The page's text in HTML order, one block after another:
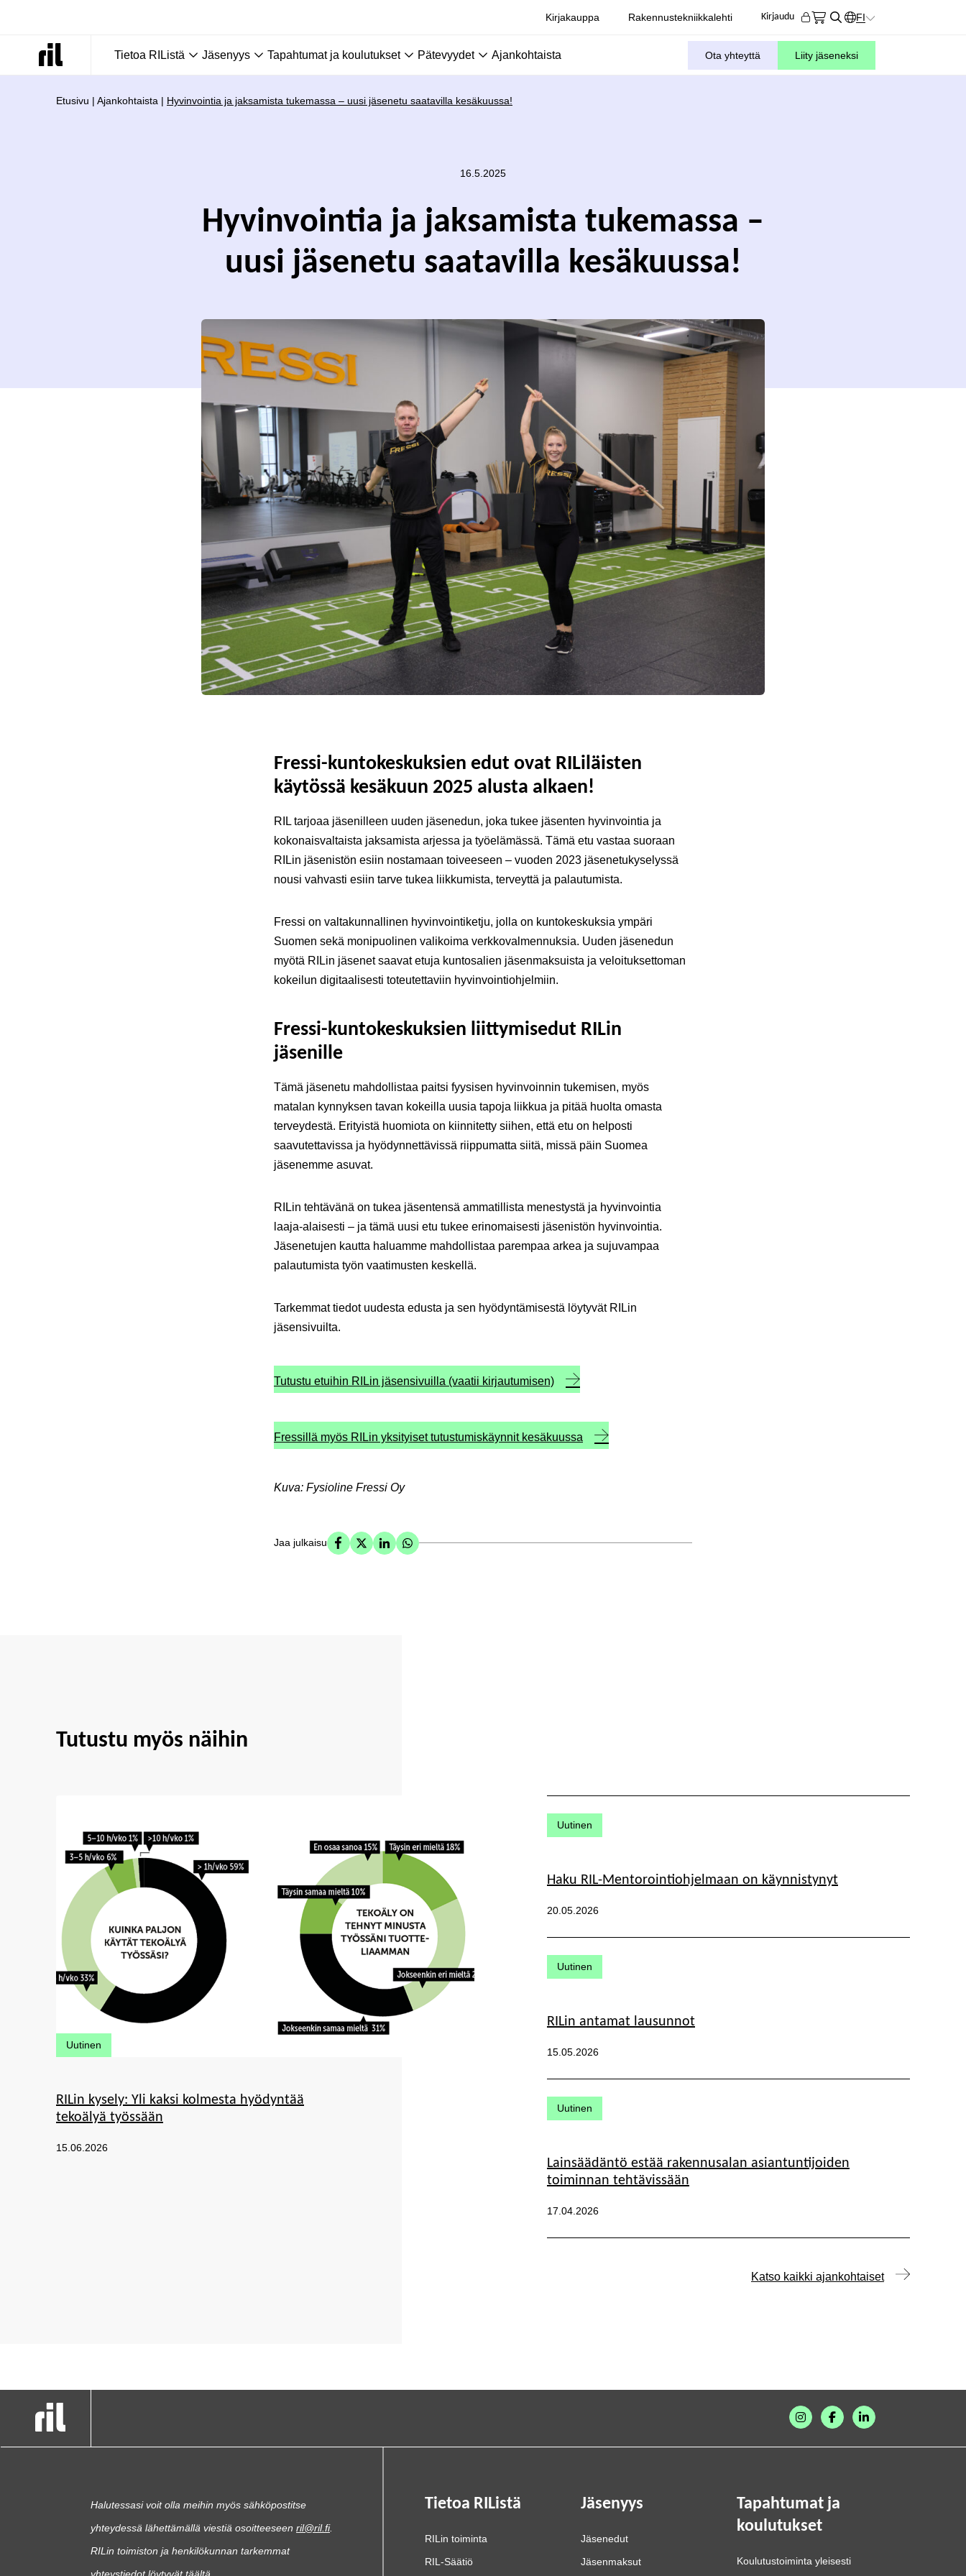
Kirjakauppa Rakennustekniikkalehti Kirjaudu FI
KIELIVALITSIN.
Tietoa RIListä Jäsenyys Tapahtumat ja koulutukset Pätevyydet Ajankohtaista Ota yhteyttä Liity jäseneksi
Etusivu | Ajankohtaista | Hyvinvointia ja jaksamista tukemassa – uusi jäsenetu saatavilla kesäkuussa!
16.5.2025
Hyvinvointia ja jaksamista tukemassa –
uusi jäsenetu saatavilla kesäkuussa!
Fressi-kuntokeskuksien edut ovat RILiläisten
käytössä kesäkuun 2025 alusta alkaen!
RIL tarjoaa jäsenilleen uuden jäsenedun, joka tukee jäsenten hyvinvointia ja
kokonaisvaltaista jaksamista arjessa ja työelämässä. Tämä etu vastaa suoraan
RILin jäsenistön esiin nostamaan toiveeseen – vuoden 2023 jäsenetukyselyssä
nousi vahvasti esiin tarve tukea liikkumista, terveyttä ja palautumista.
Fressi on valtakunnallinen hyvinvointiketju, jolla on kuntokeskuksia ympäri
Suomen sekä monipuolinen valikoima verkkovalmennuksia. Uuden jäsenedun
myötä RILin jäsenet saavat etuja kuntosalien jäsenmaksuista ja veloituksettoman
kokeilun digitaalisesti toteutettaviin hyvinvointiohjelmiin.
Fressi-kuntokeskuksien liittymisedut RILin
jäsenille
Tämä jäsenetu mahdollistaa paitsi fyysisen hyvinvoinnin tukemisen, myös
matalan kynnyksen tavan kokeilla uusia tapoja liikkua ja pitää huolta omasta
terveydestä. Erityistä huomiota on kiinnitetty siihen, että etu on helposti
saavutettavissa ja hyödynnettävissä riippumatta siitä, missä päin Suomea
jäsenemme asuvat.
RILin tehtävänä on tukea jäsentensä ammatillista menestystä ja hyvinvointia
laaja-alaisesti – ja tämä uusi etu tukee erinomaisesti jäsenistön hyvinvointia.
Jäsenetujen kautta haluamme mahdollistaa parempaa arkea ja sujuvampaa
palautumista työn vaatimusten keskellä.
Tarkemmat tiedot uudesta edusta ja sen hyödyntämisestä löytyvät RILin
jäsensivuilta.
Tutustu etuihin RILin jäsensivuilla (vaatii kirjautumisen)
Fressillä myös RILin yksityiset tutustumiskäynnit kesäkuussa
Kuva: Fysioline Fressi Oy
Jaa julkaisu
Tutustu myös näihin
Kategoriat:
Uutinen
RILin kysely: Yli kaksi kolmesta hyödyntää
tekoälyä työssään
Julkaistu:
15.06.2026
Kategoriat:
Uutinen
Haku RIL-Mentorointiohjelmaan on käynnistynyt
Julkaistu:
20.05.2026
Kategoriat:
Uutinen
RILin antamat lausunnot
Julkaistu:
15.05.2026
Kategoriat:
Uutinen
Lainsäädäntö estää rakennusalan asiantuntijoiden
toiminnan tehtävissään
Julkaistu:
17.04.2026
Katso kaikki ajankohtaiset
Halutessasi voit olla meihin myös sähköpostitse
yhteydessä lähettämällä viestiä osoitteeseen ril@ril.fi.
RILin toimiston ja henkilökunnan tarkemmat
Tietoa RIListä
RILin toiminta
RIL-Säätiö
Jäsenyys
Jäsenedut
Jäsenmaksut
Tapahtumat ja
koulutukset
Koulutustoiminta yleisesti